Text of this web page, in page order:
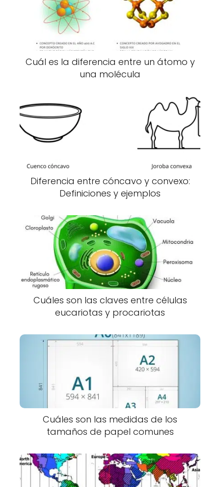
Cuál es la diferencia entre un átomo y
una molécula
Diferencia entre cóncavo y convexo:
Definiciones y ejemplos
Cuáles son las claves entre células
eucariotas y procariotas
Cuáles son las medidas de los
tamaños de papel comunes